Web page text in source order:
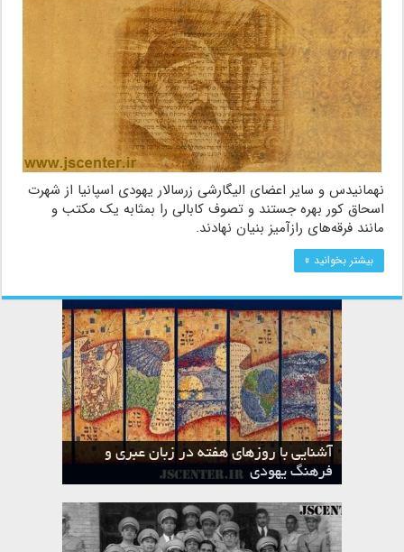
نهمانیدس و سایر اعضای الیگارشی زرسالار یهودی اسپانیا از شهرت
اسحاق کور بهره جستند و تصوف کابالی را بمثابه یک مکتب و
مانند فرقه‌های رازآمیز بنیان نهادند.
بیشتر بخوانید »
آشنایی با روزهای هفته در زبان عبری و
فرهنگ یهودی
ماه نیسان در تقویم عبری و میراث یهود
تقویم عبری
ماه شواط در تقویم عبری و میراث یهود
ماه طوت در تقویم عبری و میراث یهود
ماه حشوان در تقویم عبری و میراث یهود
ماه تیشری در تقویم عبری و میراث یهود
ماه الول در تقویم عبری و میراث یهود